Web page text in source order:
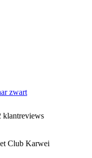
zwart
klantreviews
Club Karwei